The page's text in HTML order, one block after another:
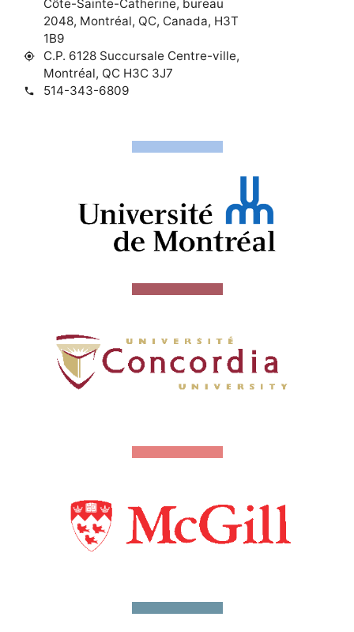
Côte-Sainte-Catherine, bureau
2048, Montréal, QC, Canada, H3T
1B9
my_location
C.P. 6128 Succursale Centre-ville,
Montréal, QC H3C 3J7
phone 514-343-6809